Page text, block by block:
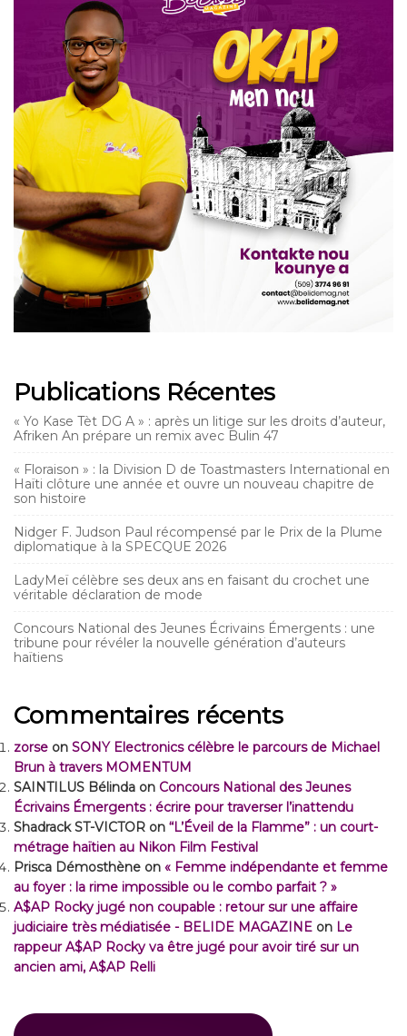
Publications Récentes
« Yo Kase Tèt DG A » : après un litige sur les droits d’auteur,
Afriken An prépare un remix avec Bulin 47
« Floraison » : la Division D de Toastmasters International en
Haïti clôture une année et ouvre un nouveau chapitre de
son histoire
Nidger F. Judson Paul récompensé par le Prix de la Plume
diplomatique à la SPECQUE 2026
LadyMeï célèbre ses deux ans en faisant du crochet une
véritable déclaration de mode
Concours National des Jeunes Écrivains Émergents : une
tribune pour révéler la nouvelle génération d’auteurs
haïtiens
Commentaires récents
zorse on SONY Electronics célèbre le parcours de Michael
Brun à travers MOMENTUM
SAINTILUS Bélinda on Concours National des Jeunes
Écrivains Émergents : écrire pour traverser l’inattendu
Shadrack ST-VICTOR on “L’Éveil de la Flamme” : un court-
métrage haïtien au Nikon Film Festival
Prisca Démosthène on « Femme indépendante et femme
au foyer : la rime impossible ou le combo parfait ? »
A$AP Rocky jugé non coupable : retour sur une affaire
judiciaire très médiatisée - BELIDE MAGAZINE on Le
rappeur A$AP Rocky va être jugé pour avoir tiré sur un
ancien ami, A$AP Relli